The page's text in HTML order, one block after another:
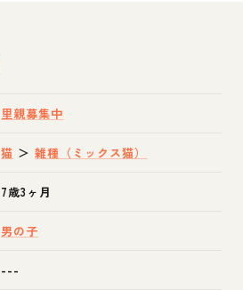
里親募集中
猫 ＞雑種（ミックス猫）
7歳3ヶ月
男の子
---